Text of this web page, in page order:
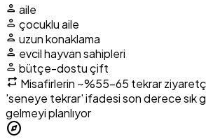
person aile
person çocuklu aile
person uzun konaklama
person evcil hayvan sahipleri
person bütçe-dostu çift
repeat Misafirlerin ~%55-65 tekrar
'seneye tekrar' ifadesi son derece sık
gelmeyi planlıyor
explore